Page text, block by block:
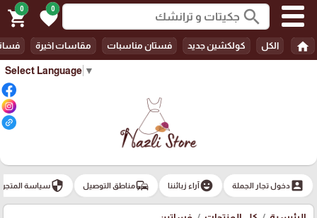
Select Language ▼
search
0
favorite
0
shopping_cart
home الكل كولكشين جديد فستان مناسبات مقاسات اخيرة
account_boxدخول تجار الجملة emoji_emotionsآراء زبائننا commuteمناطق التوصيل securityسياسة المتجر